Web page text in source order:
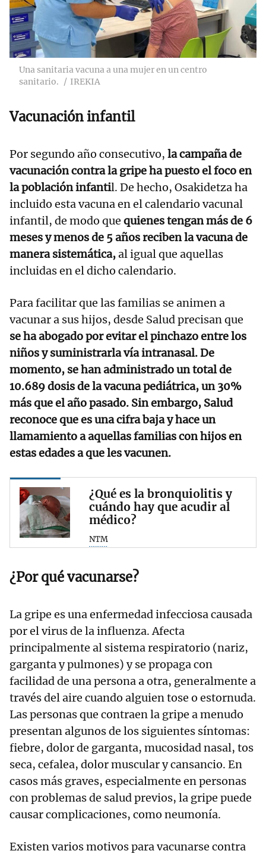
Una sanitaria vacuna a una mujer en un centro
sanitario.
IREKIA
Vacunación infantil
Por segundo año consecutivo, la campaña de
vacunación contra la gripe ha puesto el foco en
la población infantil. De hecho, Osakidetza ha
incluido esta vacuna en el calendario vacunal
infantil, de modo que quienes tengan más de 6
meses y menos de 5 años reciben la vacuna de
manera sistemática,al igual que aquellas
incluidas en el dicho calendario.
Para facilitar que las familias se animen a
vacunar a sus hijos, desde Salud precisan que
se ha abogado por evitar el pinchazo entre los
niños y suministrarla vía intranasal. De
momento, se han administrado un total de
10.689 dosis de la vacuna pediátrica, un 30%
más que el año pasado. Sin embargo, Salud
reconoce que es una cifra baja y hace un
llamamiento a aquellas familias con hijos en
estas edades a que les vacunen.
¿Qué es la bronquiolitis y
cuándo hay que acudir al
médico?
NTM
¿Por qué vacunarse?
La gripe es una enfermedad infecciosa causada
por el virus de la influenza. Afecta
principalmente al sistema respiratorio (nariz,
garganta y pulmones) y se propaga con
facilidad de una persona a otra, generalmente a
través del aire cuando alguien tose o estornuda.
Las personas que contraen la gripe a menudo
presentan algunos de los siguientes síntomas:
fiebre, dolor de garganta, mucosidad nasal, tos
seca, cefalea, dolor muscular y cansancio. En
casos más graves, especialmente en personas
con problemas de salud previos, la gripe puede
causar complicaciones, como neumonía.
Existen varios motivos para vacunarse contra